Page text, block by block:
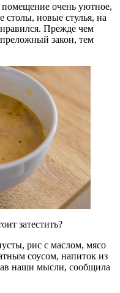
помещение очень уютное,
столы, новые стулья, на
Прежде чем
закон, тем
затестить?
рис с маслом, мясо
соусом, напиток из
наши мысли, сообщила